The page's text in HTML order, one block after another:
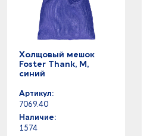
Холщовый мешок
Foster Thank, M,
синий
Артикул:
7069.40
Наличие:
1574